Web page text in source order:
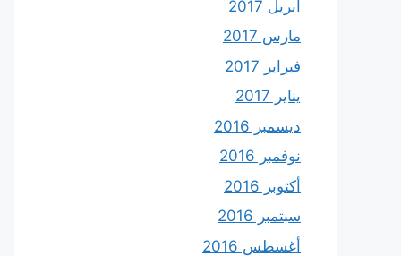
أبريل 2017
مارس 2017
فبراير 2017
يناير 2017
ديسمبر 2016
نوفمبر 2016
أكتوبر 2016
سبتمبر 2016
أغسطس 2016